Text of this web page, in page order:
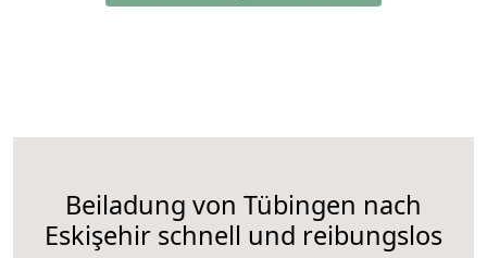
Beiladung von Tübingen nach
Eskişehir schnell und reibungslos